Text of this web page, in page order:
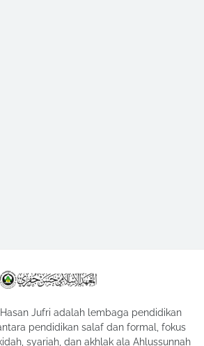
Jufri adalah lembaga pendidikan
pendidikan salaf dan formal, fokus
syariah, dan akhlak ala Ahlussunnah